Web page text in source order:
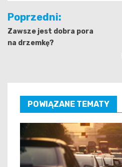
Nawigacja
wpisu
Poprzedni:
Zawsze jest dobra pora
na drzemkę?
POWIĄZANE TEMATY